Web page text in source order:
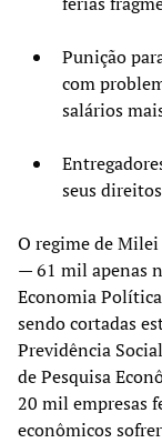
Punição
com
salários
seus
O regime de
— 61 mil apenas
Economia
sendo cortadas
Previdência
de Pesquisa
20 mil empresas
econômicos